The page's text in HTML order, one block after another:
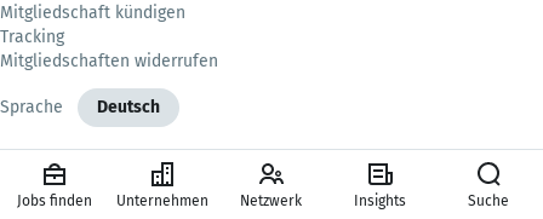
Mitgliedschaft kündigen
Tracking
Mitgliedschaften widerrufen
Sprache Deutsch
Jobs finden Unternehmen Netzwerk Insights Suche